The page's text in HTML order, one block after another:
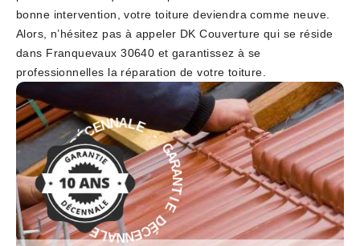
bonne intervention, votre toiture deviendra comme neuve.
Alors, n’hésitez pas à appeler DK Couverture qui se réside
dans Franquevaux 30640 et garantissez à se
professionnelles la réparation de votre toiture.
G
A
R
A
N
T
I
E
D
É
C
E
NNALE - GAR
A
N
T
I
E
D
É
C
E
N
N
A
L
E
-